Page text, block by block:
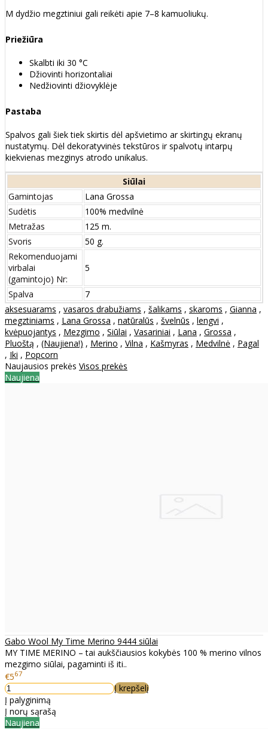
M dydžio megztiniui gali reikėti apie 7–8 kamuoliukų.
Priežiūra
Skalbti iki 30 °C
Džiovinti horizontaliai
Nedžiovinti džiovyklėje
Pastaba
Spalvos gali šiek tiek skirtis dėl apšvietimo ar skirtingų ekranų
nustatymų. Dėl dekoratyvinės tekstūros ir spalvotų intarpų
kiekvienas mezginys atrodo unikalus.
Siūlai
Gamintojas
Lana Grossa
Sudėtis
100% medvilnė
Metražas
125 m.
Svoris
50 g.
Rekomenduojami
virbalai
(gamintojo) Nr:
5
Spalva
7
aksesuarams , vasaros drabužiams , šalikams , skaroms , Gianna ,
megztiniams , Lana Grossa , natūralūs , švelnūs , lengvi ,
kvėpuojantys , Mezgimo , Siūlai , Vasariniai , Lana , Grossa ,
Pluoštą , (Naujiena!) , Merino , Vilna , Kašmyras , Medvilnė , Pagal
, Iki , Popcorn
Naujausios prekės Visos prekės
Naujiena
Gabo Wool My Time Merino 9444 siūlai
MY TIME MERINO – tai aukščiausios kokybės 100 % merino vilnos
mezgimo siūlai, pagaminti iš iti..
€567
Į krepšelį
Į palyginimą
Į norų sąrašą
Naujiena